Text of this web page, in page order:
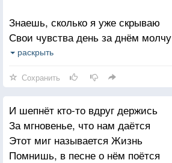
Знаешь, сколько я уже скрываю
Свои чувства день за днём молчу
Я чужая это понимаю
Никогда, ни в чём я не признаюсь
Мы друзья и больше ничего
Но, в своей любви я не раскаюсь
Ведь любить не каждому дано.
раскрыть
Сохранить
И шепнёт кто-то вдруг держись
За мгновенье, что нам даётся
Этот миг называется Жизнь
Помнишь, в песне о нём поётся